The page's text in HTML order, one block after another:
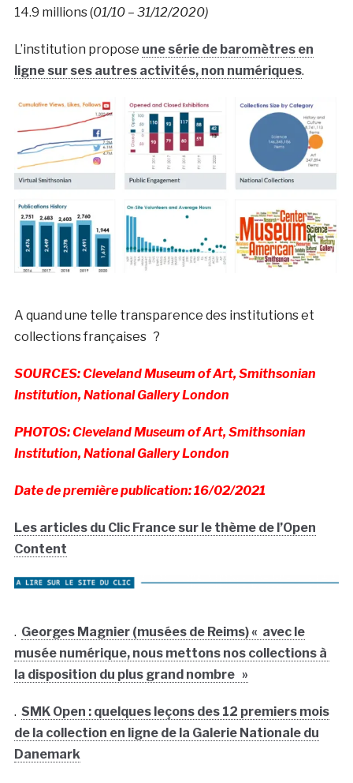
14.9 millions (01/10 – 31/12/2020)
L’institution propose une série de baromètres en
ligne sur ses autres activités, non numériques.
A quand une telle transparence des institutions et
collections françaises ?
SOURCES: Cleveland Museum of Art, Smithsonian
Institution, National Gallery London
PHOTOS: Cleveland Museum of Art, Smithsonian
Institution, National Gallery London
Date de première publication: 16/02/2021
Les articles du Clic France sur le thème de l’Open
Content
. Georges Magnier (musées de Reims) « avec le
musée numérique, nous mettons nos collections à
la disposition du plus grand nombre »
. SMK Open : quelques leçons des 12 premiers mois
de la collection en ligne de la Galerie Nationale du
Danemark